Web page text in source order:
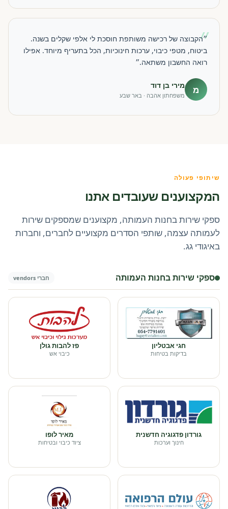
״
״הקבוצה של רכישה משותפת חוסכת לי אלפי שקלים בשנה.
ביטוח, מטפי כיבוי, ערכות חינוכיות, הכל בתעריף מיוחד. אפילו
רואה החשבון משתאה.״
מ מירי בן דוד
משפחתון אהבה · באר שבע
שיתופי פעולה
המקצוענים שעובדים אתנו
ספקי שירות בחנות העמותה, מקצוענים שמספקים שירות
לעמותה עצמה, שותפי הסדרים מקצועיים לחברים, וחברות
באיגודי גג.
ספקי שירות בחנות העמותה חברי vendors
חגי אבטליון
בדיקות בטיחות
פז להבות גולן
כיבוי אש
גורדון פדגוגיה חדשנית
חינוך וערכות
מאיר לופו
ציוד כיבוי ובטיחות